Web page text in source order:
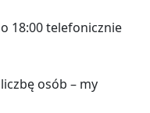
18:00 telefonicznie
osób – my